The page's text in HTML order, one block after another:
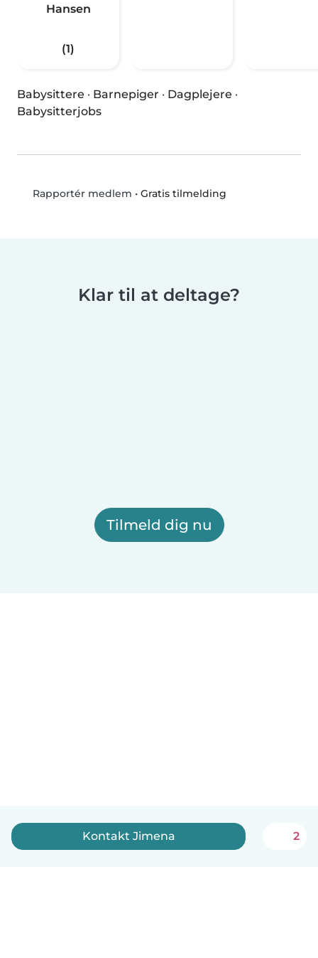
Hansen
(1)
Babysittere · Barnepiger · Dagplejere ·
Babysitterjobs
Rapportér medlem • Gratis tilmelding
Klar til at deltage?
Tilmeld dig nu
Kontakt Jimena 2